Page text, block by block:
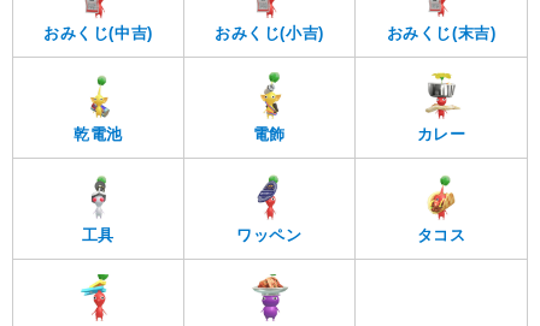
おみくじ(中吉) おみくじ(小吉) おみくじ(末吉)
乾電池 電飾 カレー
工具 ワッペン タコス